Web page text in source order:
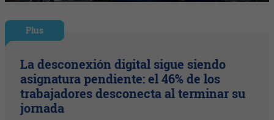
Plus
La desconexión digital sigue siendo
asignatura pendiente: el 46% de los
trabajadores desconecta al terminar su
jornada